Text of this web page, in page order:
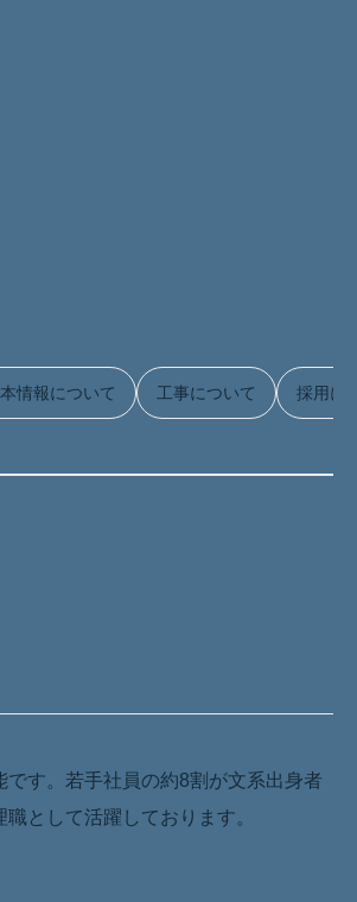
情報について 工事について 採用に
です。若手社員の約8割が文系出身者
職として活躍しております。